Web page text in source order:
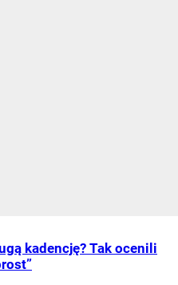
kadencję? Tak ocenili